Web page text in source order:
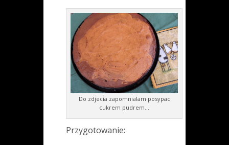
Do zdjecia zapomnialam posypac
cukrem pudrem…
Przygotowanie: